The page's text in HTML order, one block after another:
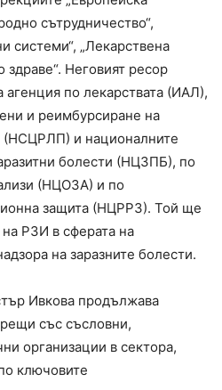
сътрудничество“,
системи“, „Лекарствена
здраве“. Неговият ресор
по лекарствата (ИАЛ),
и реимбурсиране на
(НСЦРЛП) и националните
болести (НЦЗПБ), по
(НЦОЗА) и по
защита (НЦРРЗ). Той ще
РЗИ в сферата на
на заразните болести.
Ивкова продължава
със съсловни,
организации в сектора,
ключовите